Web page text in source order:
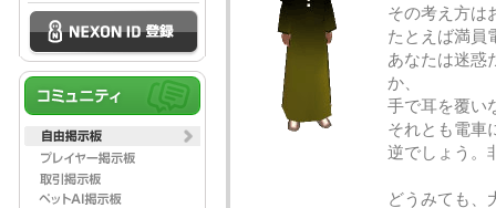
その考え方は
たとえば満員
あなたは迷惑
か、
手で耳を覆い
それとも電車
逆でしょう。
どうみても